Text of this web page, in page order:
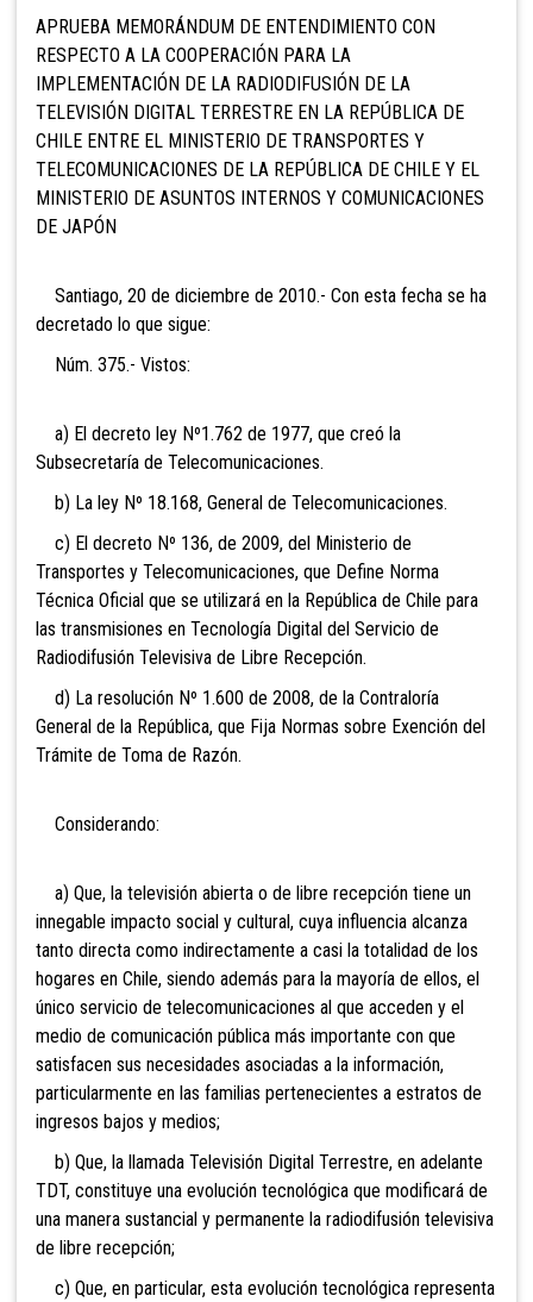
APRUEBA MEMORÁNDUM DE ENTENDIMIENTO CON
RESPECTO A LA COOPERACIÓN PARA LA
IMPLEMENTACIÓN DE LA RADIODIFUSIÓN DE LA
TELEVISIÓN DIGITAL TERRESTRE EN LA REPÚBLICA DE
CHILE ENTRE EL MINISTERIO DE TRANSPORTES Y
TELECOMUNICACIONES DE LA REPÚBLICA DE CHILE Y EL
MINISTERIO DE ASUNTOS INTERNOS Y COMUNICACIONES
DE JAPÓN
Santiago, 20 de diciembre de 2010.- Con esta fecha se ha
decretado lo que sigue:
Núm. 375.- Vistos:
a) El decreto ley Nº1.762 de 1977, que creó la
Subsecretaría de Telecomunicaciones.
b) La ley Nº 18.168, General de Telecomunicaciones.
c) El decreto Nº 136, de 2009, del Ministerio de
Transportes y Telecomunicaciones, que Define Norma
Técnica Oficial que se utilizará en la República de Chile para
las transmisiones en Tecnología Digital del Servicio de
Radiodifusión Televisiva de Libre Recepción.
d) La resolución Nº 1.600 de 2008, de la Contraloría
General de la República, que Fija Normas sobre Exención del
Trámite de Toma de Razón.
Considerando:
a) Que, la televisión abierta o de libre recepción tiene un
innegable impacto social y cultural, cuya influencia alcanza
tanto directa como indirectamente a casi la totalidad de los
hogares en Chile, siendo además para la mayoría de ellos, el
único servicio de telecomunicaciones al que acceden y el
medio de comunicación pública más importante con que
satisfacen sus necesidades asociadas a la información,
particularmente en las familias pertenecientes a estratos de
ingresos bajos y medios;
b) Que, la llamada Televisión Digital Terrestre, en adelante
TDT, constituye una evolución tecnológica que modificará de
una manera sustancial y permanente la radiodifusión televisiva
de libre recepción;
c) Que, en particular, esta evolución tecnológica representa